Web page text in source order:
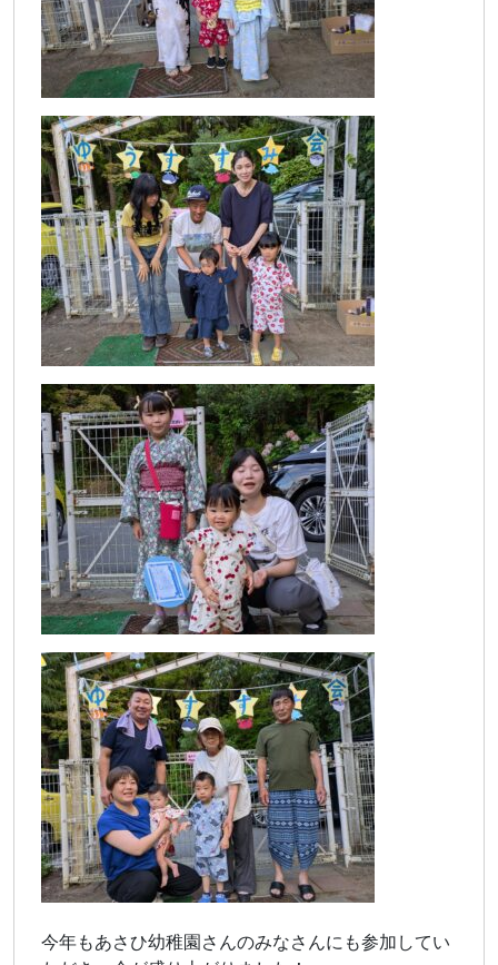
今年もあさひ幼稚園さんのみなさんにも参加してい